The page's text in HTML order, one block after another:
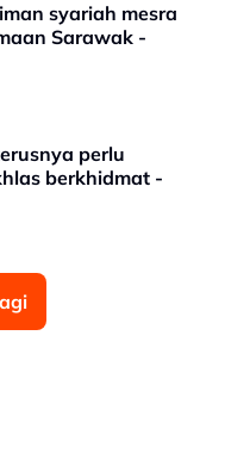
syariah mesra
Sarawak -
perlu
berkhidmat -